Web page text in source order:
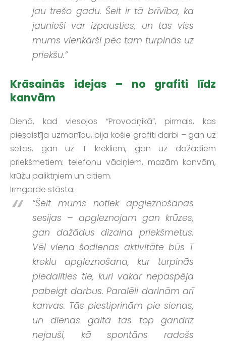
jau trešo gadu. Šeit ir tā brīvība, ka
jaunieši var izpausties, un tas viss
mums vienkārši pēc tam turpinās uz
priekšu.”
Krāsainās idejas – no grafiti līdz
kanvām
Dienā, kad viesojos “Provodņikā”, pirmais, kas
piesaistīja uzmanību, bija košie grafiti darbi – gan uz
sētas, gan uz T krekliem, gan uz dažādiem
priekšmetiem: telefonu vāciņiem, mazām kanvām,
krūžu paliktņiem un citiem.
Irmgarde stāsta:
“Šeit mums notiek apgleznošanas
sesijas – apgleznojam gan krūzes,
gan dažādus dizaina priekšmetus.
Vēl viena šodienas aktivitāte būs T
kreklu apgleznošana, kur turpinās
piedalīties tie, kuri vakar nepaspēja
pabeigt darbus. Paralēli darinām arī
kanvas. Tās piestiprinām pie sienas,
un dienas gaitā tās top gandrīz
nejauši, kā spontāns radošs